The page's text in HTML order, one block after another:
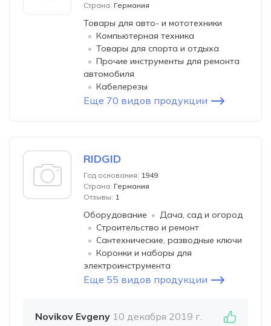
Страна: Германия
Товары для авто- и мототехники
Компьютерная техника
Товары для спорта и отдыха
Прочие инструменты для ремонта
автомобиля
Кабелерезы
Еще 70 видов продукции
RIDGID
Год основания: 1949
Страна: Германия
Отзывы: 1
Оборудование
Дача, сад и огород
Строительство и ремонт
Сантехнические, разводные ключи
Коронки и наборы для
электроинструмента
Еще 55 видов продукции
Novikov Evgeny 10 декабря 2019 г.